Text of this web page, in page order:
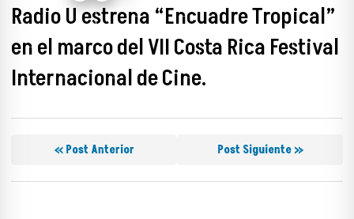
Radio U estrena “Encuadre Tropical”
en el marco del VII Costa Rica Festival
Internacional de Cine.
« Post Anterior Post Siguiente »